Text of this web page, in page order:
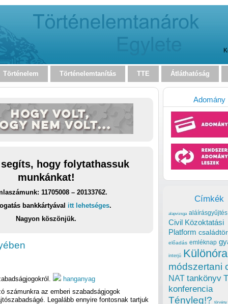
Történelem Történelemtanítás TTE Átláthatóság
hogy folytathassuk
munkánkat!
11705008 – 20133762.
bankkártyával itt lehetséges.
Nagyon köszönjük.
hanganyag
számunkra az emberi szabadságjogok
Legalább ennyire fontosnak tartjuk
Adomány
Címkék
alapvizsga aláírásgyűjtés
Civil Közoktatási
Platform
előadás emléknap
interjú Különóra
módszertani
NAT tankönyv
konferencia
Tényleg!? törvény